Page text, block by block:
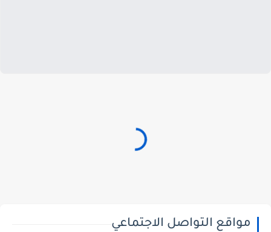
مواقع التواصل الاجتماعي